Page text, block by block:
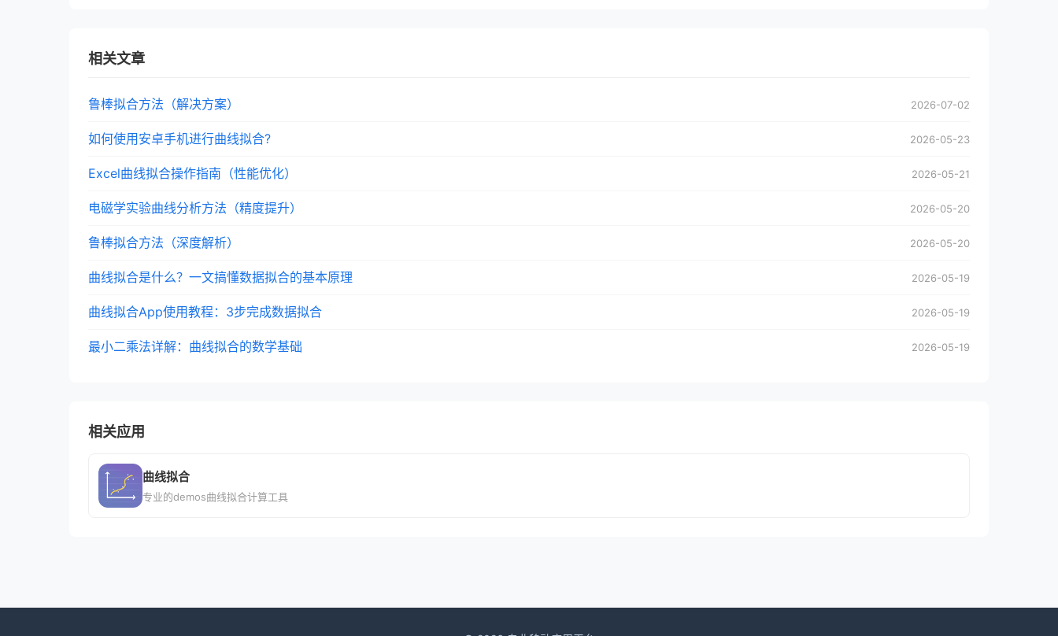
相关文章
鲁棒拟合方法（解决方案） 2026-07-02
如何使用安卓手机进行曲线拟合? 2026-05-23
Excel曲线拟合操作指南（性能优化） 2026-05-21
电磁学实验曲线分析方法（精度提升） 2026-05-20
鲁棒拟合方法（深度解析） 2026-05-20
曲线拟合是什么？一文搞懂数据拟合的基本原理 2026-05-19
曲线拟合App使用教程：3步完成数据拟合 2026-05-19
最小二乘法详解：曲线拟合的数学基础 2026-05-19
相关应用
曲线拟合
专业的demos曲线拟合计算工具